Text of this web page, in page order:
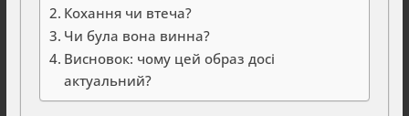
Кохання чи втеча?
Чи була вона винна?
Висновок: чому цей образ досі
актуальний?